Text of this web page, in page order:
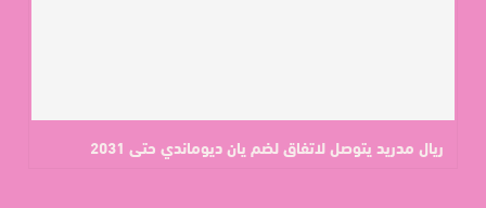
ريال مدريد يتوصل لاتفاق لضم يان ديوماندي حتى 2031